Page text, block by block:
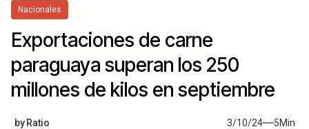
Nacionales
Exportaciones de carne
paraguaya superan los 250
millones de kilos en septiembre
by Ratio 3/10/24 5Min